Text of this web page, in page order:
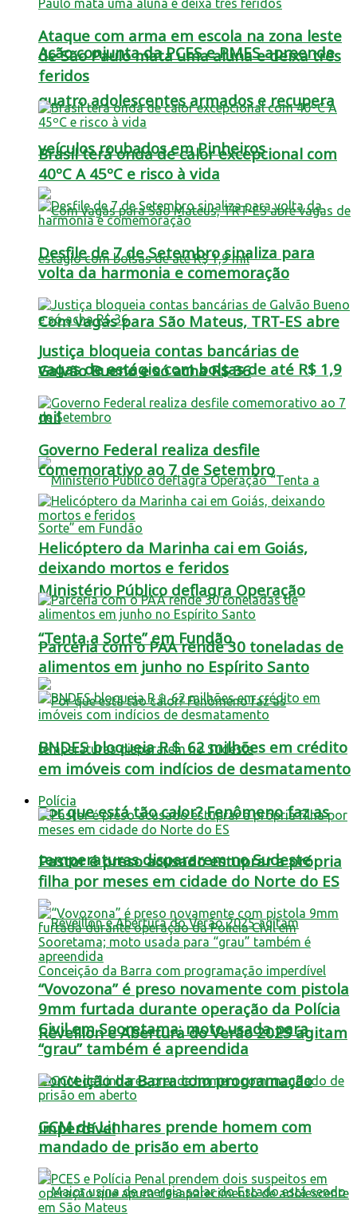
Ação conjunta da PCES e PMES apreende
quatro adolescentes armados e recupera
veículos roubados em Pinheiros
Com vagas para São Mateus, TRT-ES abre
vagas de estágio com bolsas de até R$ 1,9
mil
Ministério Público deflagra Operação
“Tenta a Sorte” em Fundão
Por que está tão calor? Fenômeno faz as
temperaturas dispararem no Sudeste
Réveillon e Abertura do Verão 2025 agitam
Conceição da Barra com programação
imperdível
Ataque com arma em escola na zona leste
de São Paulo mata uma aluna e deixa três
feridos
Brasil terá onda de calor excepcional com
40ºC A 45ºC e risco à vida
Desfile de 7 de Setembro sinaliza para
volta da harmonia e comemoração
Justiça bloqueia contas bancárias de
Galvão Bueno e só acha R$ 36
Governo Federal realiza desfile
comemorativo ao 7 de Setembro
Helicóptero da Marinha cai em Goiás,
deixando mortos e feridos
Parceria com o PAA rende 30 toneladas de
alimentos em junho no Espírito Santo
BNDES bloqueia R＄ 62 milhões em crédito
em imóveis com indícios de desmatamento
Polícia
Pastor é preso acusado estuprar a própria
filha por meses em cidade do Norte do ES
“Vovozona” é preso novamente com pistola
9mm furtada durante operação da Polícia
Civil em Sooretama; moto usada para
“grau” também é apreendida
GCM de Linhares prende homem com
mandado de prisão em aberto